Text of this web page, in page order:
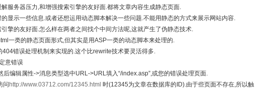
务器压力,和增强搜索引擎的友好面.都将文章内容生成静态页面.
示一些信息.或者还想运用动态脚本解决一些问题.不能用静态的方式来展示网站内容.
的友好面.怎么样在两者之间找个中间方法呢,这就产生了伪静态技术.
类的静态页面形式,但其实是用ASP一类的动态脚本来处理的.
错误处理机制来实现的.这个比rewrite技术要灵活得多.
意错误
辑属性->消息类型选中URL->URL填入“/index.asp”,或您的错误处理页面.
问 http://www.03712.com/12345.html 时(12345为文章在数据库的ID).由于些页面不存在,所以触